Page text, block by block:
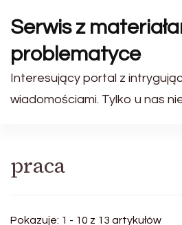
Serwis z
problematyce
Interesujący portal z
wiadomościami. Tylko u nas
praca
Pokazuje: 1 - 10 z 13 artykułów